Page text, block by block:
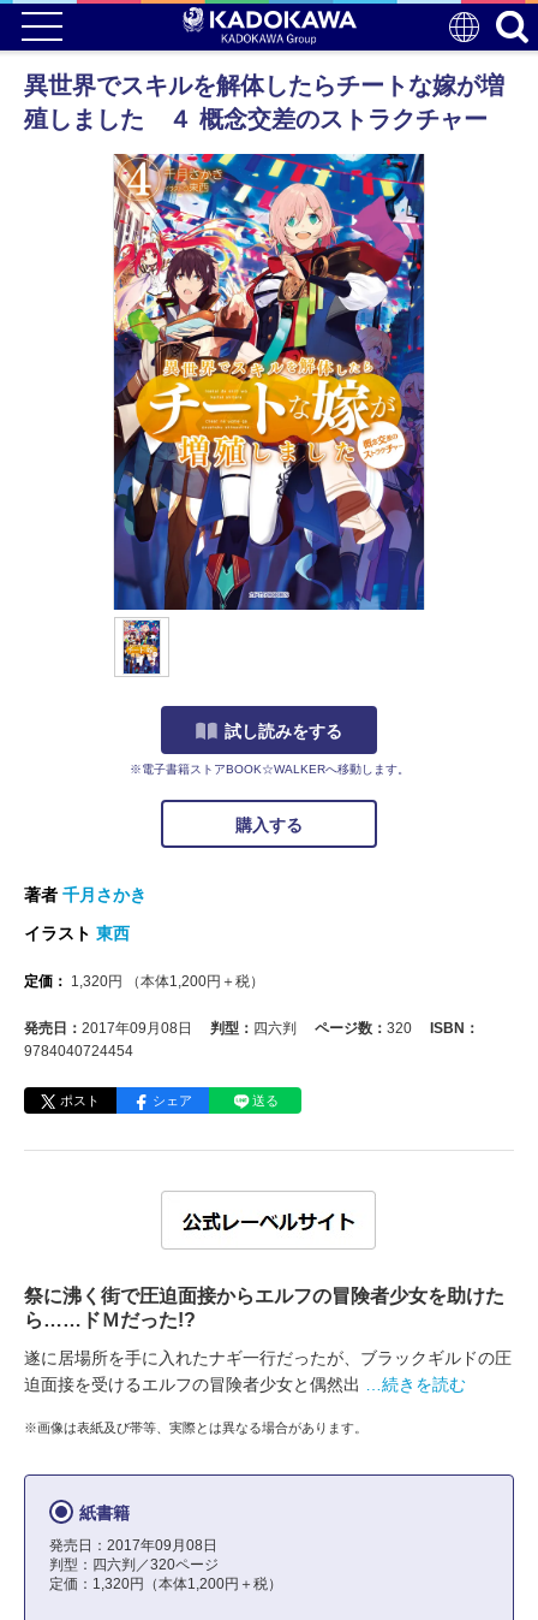
異世界でスキルを解体したらチートな嫁が増
殖しました ４ 概念交差のストラクチャー
試し読みをする
※電子書籍ストアBOOK☆WALKERへ移動します。
購入する
著者 千月さかき
イラスト 東西
定価： 1,320円 （本体1,200円＋税）
発売日： 2017年09月08日 判型： 四六判 ページ数： 320
ISBN：
9784040724454
ポスト シェア 送る
祭に沸く街で圧迫面接からエルフの冒険者少女を助けた
ら……ドＭだった!?
遂に居場所を手に入れたナギ一行だったが、ブラックギルドの圧
迫面接を受けるエルフの冒険者少女と偶然出
…続きを読む
※画像は表紙及び帯等、実際とは異なる場合があります。
紙書籍
発売日：2017年09月08日
判型：四六判／320ページ
定価：1,320円（本体1,200円＋税）